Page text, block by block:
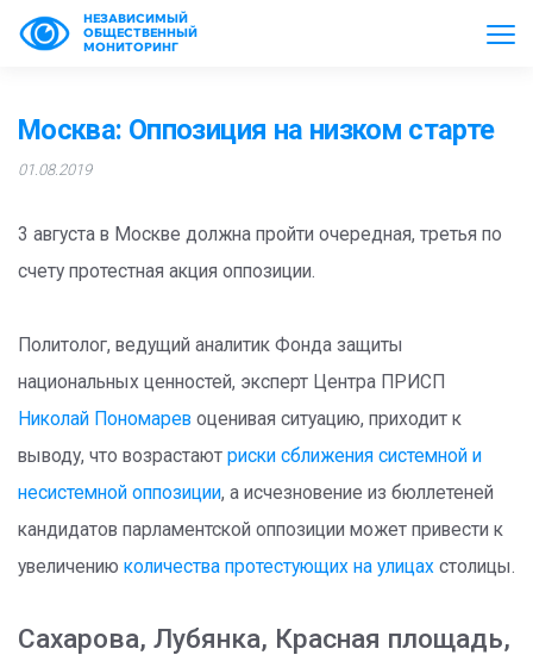
НЕЗАВИСИМЫЙ
ОБЩЕСТВЕННЫЙ
МОНИТОРИНГ
Москва: Оппозиция на низком старте
01.08.2019
3 августа в Москве должна пройти очередная, третья по
счету протестная акция оппозиции.
Политолог, ведущий аналитик Фонда защиты
национальных ценностей, эксперт Центра ПРИСП
Николай Пономарев оценивая ситуацию, приходит к
выводу, что возрастают риски сближения системной и
несистемной оппозиции, а исчезновение из бюллетеней
кандидатов парламентской оппозиции может привести к
увеличению количества протестующих на улицах столицы.
Сахарова, Лубянка, Красная площадь,